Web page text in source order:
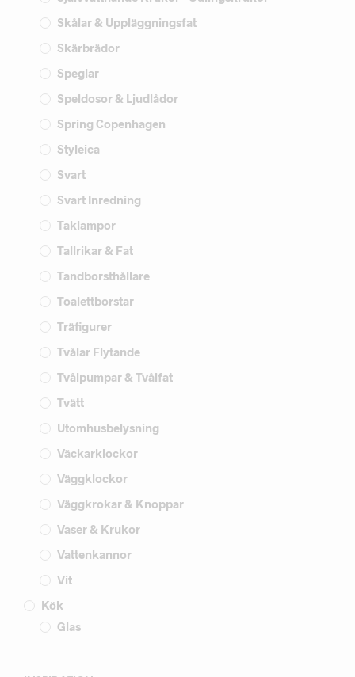
Skålar & Uppläggningsfat
Skärbrädor
Speglar
Speldosor & Ljudlådor
Spring Copenhagen
Styleica
Svart
Svart Inredning
Taklampor
Tallrikar & Fat
Tandborsthållare
Toalettborstar
Träfigurer
Tvålar Flytande
Tvålpumpar & Tvålfat
Tvätt
Utomhusbelysning
Väckarklockor
Väggklockor
Väggkrokar & Knoppar
Vaser & Krukor
Vattenkannor
Vit
Kök
Glas